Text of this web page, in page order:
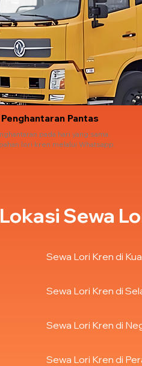
Penghantaran Pantas
pada hari yang sama.
lori kren melalui Whatsapp.
Lokasi Sewa
Sewa Lori Kren di
Sewa Lori Kren di
Sewa Lori Kren di
Sewa Lori Kren di